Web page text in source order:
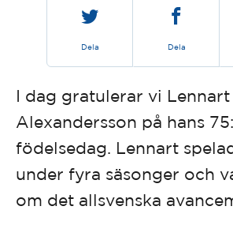
Dela Dela
I dag gratulerar vi Lennart
Alexandersson på hans
födelsedag. Lennart
under fyra säsonger och
om det allsvenska